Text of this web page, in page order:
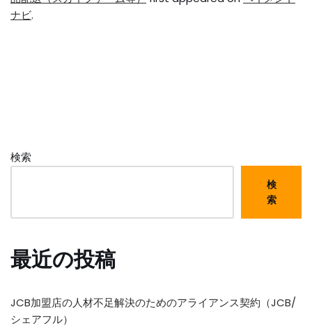
ナビ.
検索
検
索
最近の投稿
JCB加盟店の人材不足解決のためのアライアンス契約（JCB/
シェアフル）